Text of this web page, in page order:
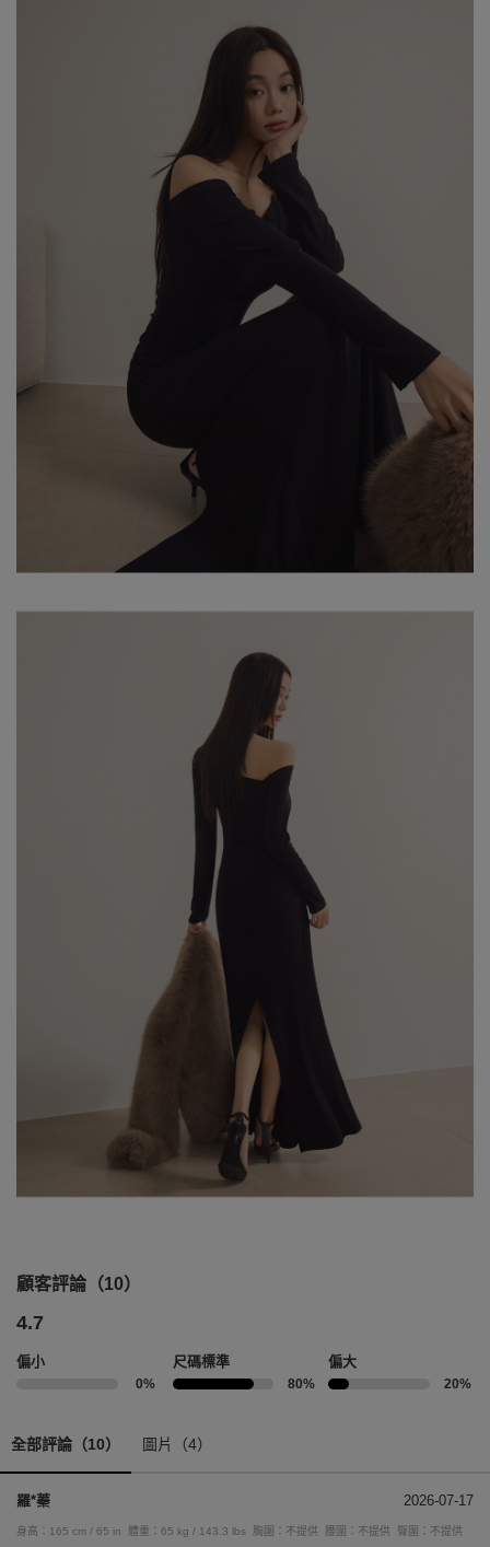
顧客評論（10）
4.7
偏小
0%
尺碼標準
80%
偏大
20%
全部評論（10） 圖片（4）
羅*蓁 2026-07-17
身高：165 cm / 65 in 體重：65 kg / 143.3 lbs 胸圍：不提供 腰圍：不提供
臀圍：不提供